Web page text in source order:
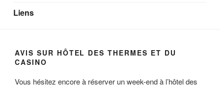
Liens
AVIS SUR HÔTEL DES THERMES ET DU
CASINO
Vous hésitez encore à réserver un week-end à l’hôtel des